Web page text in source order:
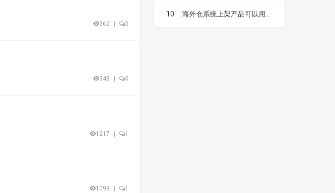
962 0
948 0
1217 | 1
1099 1
10